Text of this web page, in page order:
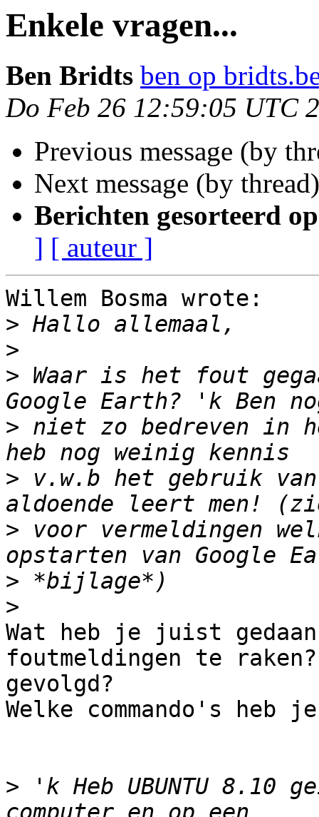
Enkele vragen...
Ben Bridts ben op
Do Feb 26 12:59:05 UTC
Previous message (by
Next message (by
Berichten gesorteerd
] [ auteur ]
Willem Bosma wrote:
>
>
> Waar is het fout
> niet zo bedreven in
> v.w.b het gebruik
> voor vermeldingen
>
>
Wat heb je juist
foutmeldingen te
gevolgd?
Welke commando's heb
> 'k Heb UBUNTU 8.10